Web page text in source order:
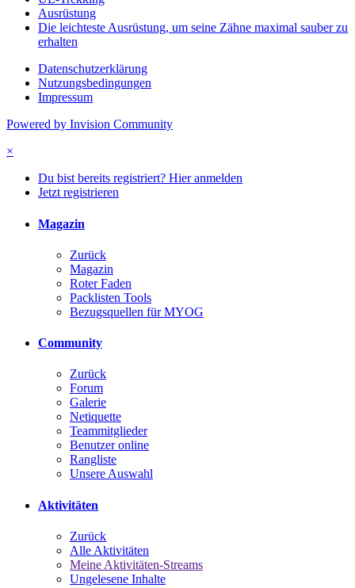
Ausrüstung
Die leichteste Ausrüstung, um seine Zähne maximal sauber zu
erhalten
Datenschutzerklärung
Nutzungsbedingungen
Impressum
Powered by Invision Community
×
Du bist bereits registriert? Hier anmelden
Jetzt registrieren
Magazin
Zurück
Magazin
Roter Faden
Packlisten Tools
Bezugsquellen für MYOG
Community
Zurück
Forum
Galerie
Netiquette
Teammitglieder
Benutzer online
Rangliste
Unsere Auswahl
Aktivitäten
Zurück
Alle Aktivitäten
Meine Aktivitäten-Streams
Ungelesene Inhalte